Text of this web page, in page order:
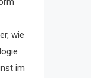
wie
im